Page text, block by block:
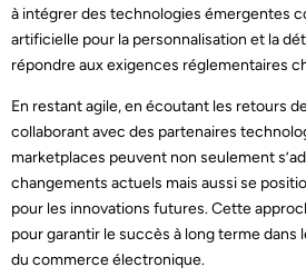
à intégrer des technologies émergentes
artificielle pour la personnalisation et la
répondre aux exigences réglementaires
En restant agile, en écoutant les retours
collaborant avec des partenaires
marketplaces peuvent non seulement
changements actuels mais aussi se
pour les innovations futures. Cette
pour garantir le succès à long terme dans
du commerce électronique.